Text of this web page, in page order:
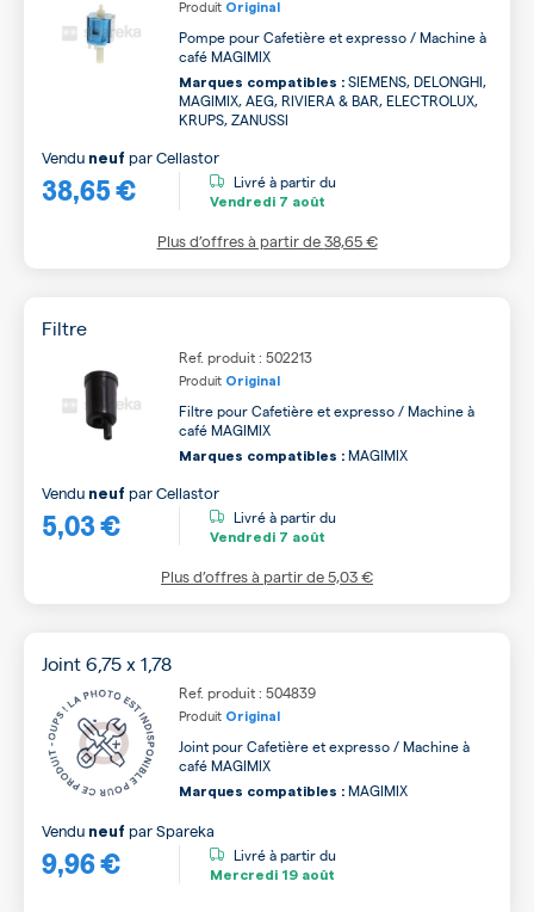
Produit Original
Pompe pour Cafetière et expresso / Machine à
café MAGIMIX
Marques compatibles : SIEMENS, DELONGHI,
MAGIMIX, AEG, RIVIERA & BAR, ELECTROLUX,
KRUPS, ZANUSSI
38,65 €
Vendu neuf parCellastor
Livré à partir du
Vendredi 7 août
Plus d’offres à partir de38,65 €
Filtre
Ref. produit : 502213
Produit Original
Filtre pour Cafetière et expresso / Machine à
café MAGIMIX
Marques compatibles : MAGIMIX
5,03 €
Vendu neuf parCellastor
Livré à partir du
Vendredi 7 août
Plus d’offres à partir de5,03 €
Joint 6,75 x 1,78
Ref. produit : 504839
Produit Original
Joint pour Cafetière et expresso / Machine à
café MAGIMIX
Marques compatibles : MAGIMIX
9,96 €
Vendu neuf parSpareka
Livré à partir du
Mercredi 19 août